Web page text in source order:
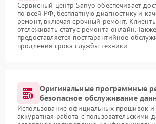
Сервисный центр Sanyo обеспечивает
по всей РФ, бесплатную диагностику и
ремонт, включая срочный ремонт.
отслеживать статус ремонта онлайн. Также
предоставляется постгарантийное
продления срока службы техники
Оригинальные программные
безопасное обслуживание
Использование официальных прошивок и
аккуратная работа с пользовательскими